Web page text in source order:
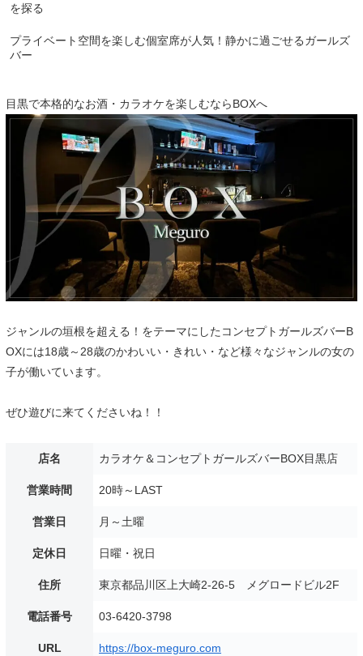
を探る
プライベート空間を楽しむ個室席が人気！静かに過ごせるガールズ
バー
目黒で本格的なお酒・カラオケを楽しむならBOXへ
ジャンルの垣根を超える！をテーマにしたコンセプトガールズバーB
OXには18歳～28歳のかわいい・きれい・など様々なジャンルの女の
子が働いています。
ぜひ遊びに来てくださいね！！
店名 カラオケ＆コンセプトガールズバーBOX目黒店
営業時間 20時～LAST
営業日 月～土曜
定休日 日曜・祝日
住所 東京都品川区上大崎2-26-5 メグロードビル2F
電話番号 03-6420-3798
URL https://box-meguro.com